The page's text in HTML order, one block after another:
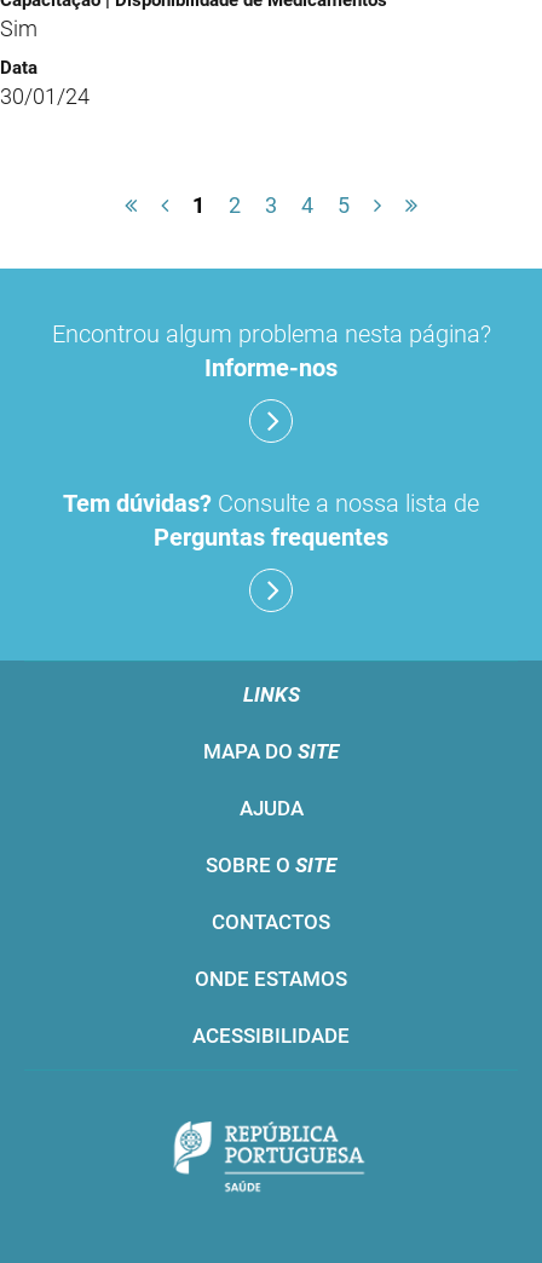
Sim
30/01/24
1 2 3 4 5
Encontrou algum problema nesta página?
Informe-nos
Tem dúvidas? Consulte a nossa lista de
Perguntas frequentes
LINKS
MAPA DO SITE
AJUDA
SOBRE O SITE
CONTACTOS
ONDE ESTAMOS
ACESSIBILIDADE